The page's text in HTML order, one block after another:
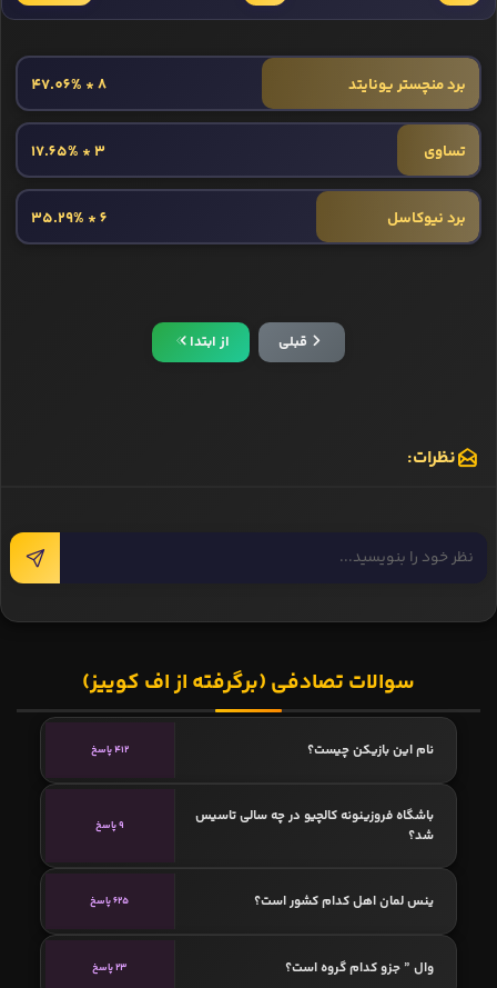
برد منچستر یونایتد 8 * 47.06%
تساوی 3 * 17.65%
برد نیوکاسل 6 * 35.29%
قبلی از ابتدا
نظرات:
سوالات تصادفی (برگرفته از اف کوییز)
نام این بازیکن چیست؟ 412 پاسخ
باشگاه فروزینونه کالچیو در چه سالی تاسیس
شد؟
9 پاسخ
ینس لمان اهل کدام کشور است؟ 625 پاسخ
وال ” جزو کدام گروه است؟ 23 پاسخ